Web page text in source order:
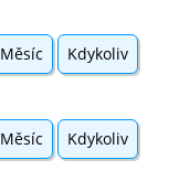
Měsíc Kdykoliv
Měsíc Kdykoliv